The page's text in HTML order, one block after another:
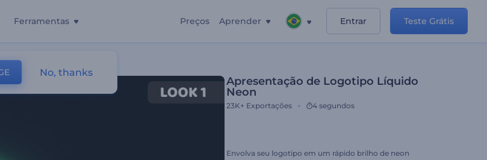
Ferramentas Preços Aprender Entrar Teste Grátis
Apresentação de Logotipo Líquido
Neon
23K+ Exportações 4 segundos
Envolva seu logotipo em um rápido brilho de neon
No, thanks